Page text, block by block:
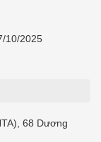
10/2025
68 Dương